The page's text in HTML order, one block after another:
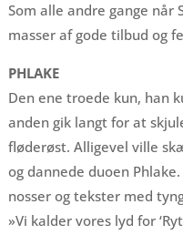
Som alle andre gange når
masser af gode tilbud og
PHLAKE
Den ene troede kun, han
anden gik langt for at
fløderøst. Alligevel ville
og dannede duoen
nosser og tekster med
»Vi kalder vores lyd for